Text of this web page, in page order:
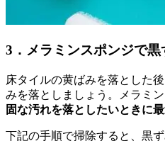
3．メラミンスポンジで
床タイルの黄ばみを落とした
みを落としましょう。メラミ
固な汚れを落としたいときに
下記の手順で掃除すると、黒